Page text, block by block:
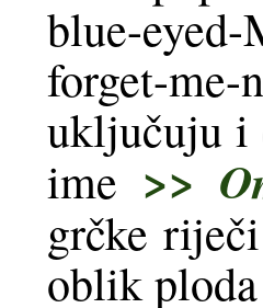
blue-
forget-me-
uključuju i
ime >>
grčke riječi
oblik